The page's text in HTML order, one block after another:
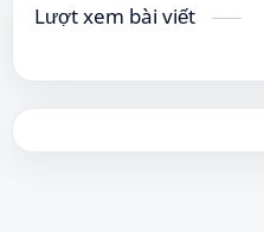
Lượt xem bài viết